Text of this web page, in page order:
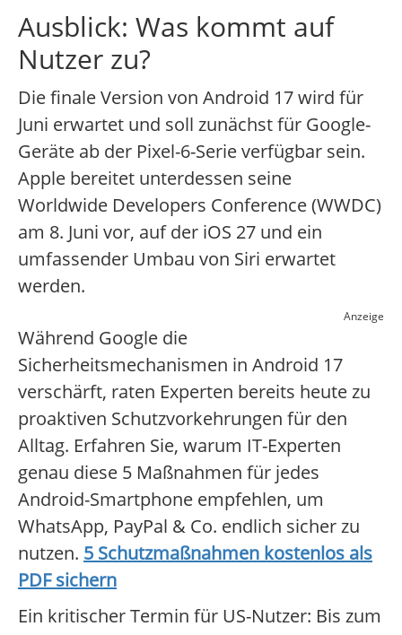
Ausblick: Was kommt auf
Nutzer zu?
Die finale Version von Android 17 wird für
Juni erwartet und soll zunächst für Google-
Geräte ab der Pixel-6-Serie verfügbar sein.
Apple bereitet unterdessen seine
Worldwide Developers Conference (WWDC)
am 8. Juni vor, auf der iOS 27 und ein
umfassender Umbau von Siri erwartet
werden.
Anzeige
Während Google die
Sicherheitsmechanismen in Android 17
verschärft, raten Experten bereits heute zu
proaktiven Schutzvorkehrungen für den
Alltag. Erfahren Sie, warum IT-Experten
genau diese 5 Maßnahmen für jedes
Android-Smartphone empfehlen, um
WhatsApp, PayPal & Co. endlich sicher zu
nutzen. 5 Schutzmaßnahmen kostenlos als
PDF sichern
Ein kritischer Termin für US-Nutzer: Bis zum